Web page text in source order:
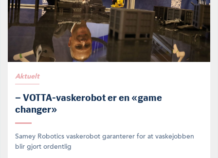
Aktuelt
– VOTTA-vaskerobot er en «game
changer»
Samey Robotics vaskerobot garanterer for at vaskejobben
blir gjort ordentlig